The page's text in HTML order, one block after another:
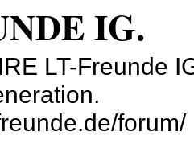
IG.
LT-Freunde
forum/